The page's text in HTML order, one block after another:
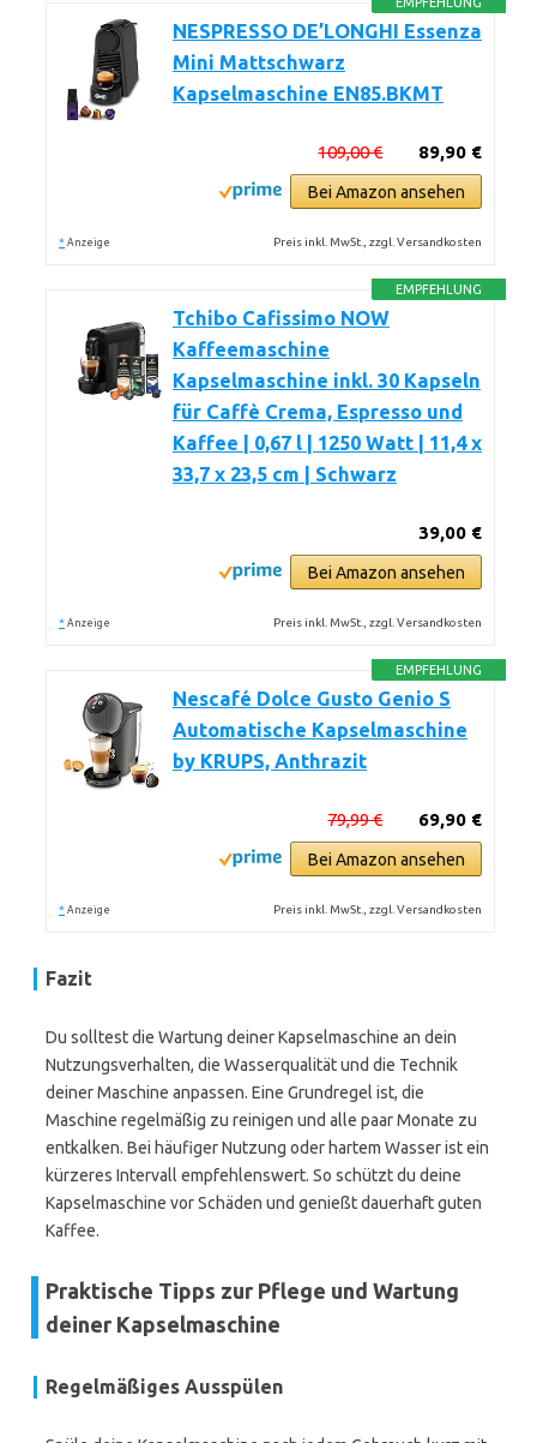
NESPRESSO DE’LONGHI Essenza
Mini Mattschwarz
Kapselmaschine EN85.BKMT
89,90 €
109,00 €
Bei Amazon ansehen
* Anzeige Preis inkl. MwSt., zzgl. Versandkosten
EMPFEHLUNG
Tchibo Cafissimo NOW
Kaffeemaschine
Kapselmaschine inkl. 30 Kapseln
für Caffè Crema, Espresso und
Kaffee | 0,67 l | 1250 Watt | 11,4 x
33,7 x 23,5 cm | Schwarz
39,00 €
Bei Amazon ansehen
* Anzeige Preis inkl. MwSt., zzgl. Versandkosten
EMPFEHLUNG
Nescafé Dolce Gusto Genio S
Automatische Kapselmaschine
by KRUPS, Anthrazit
69,90 €
79,99 €
Bei Amazon ansehen
* Anzeige Preis inkl. MwSt., zzgl. Versandkosten
Fazit
Du solltest die Wartung deiner Kapselmaschine an dein
Nutzungsverhalten, die Wasserqualität und die Technik
deiner Maschine anpassen. Eine Grundregel ist, die
Maschine regelmäßig zu reinigen und alle paar Monate zu
entkalken. Bei häufiger Nutzung oder hartem Wasser ist ein
kürzeres Intervall empfehlenswert. So schützt du deine
Kapselmaschine vor Schäden und genießt dauerhaft guten
Kaffee.
Praktische Tipps zur Pflege und Wartung
deiner Kapselmaschine
Regelmäßiges Ausspülen